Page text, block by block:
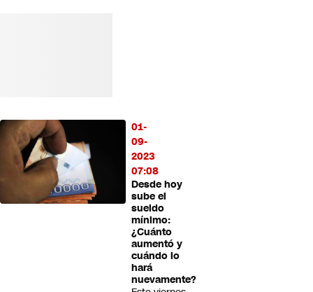
01-
09-
2023
07:08
Desde hoy
sube el
sueldo
mínimo:
¿Cuánto
aumentó y
cuándo lo
hará
nuevamente?